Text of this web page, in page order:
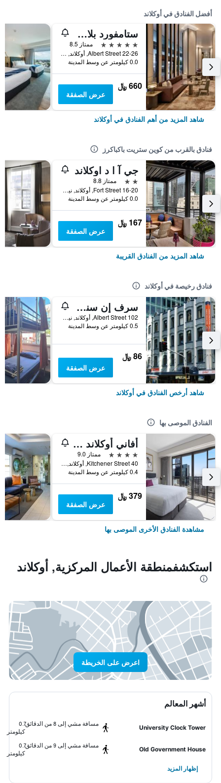
أفضل الفنادق في أوكلاند
ستامفورد بلازا أوكلاند
5 نجوم
ممتاز 8.5
22-26 Albert Street, أوكلاند, نيوزيلندا
0.0 كيلومتر عن وسط المدينة
660 ﷼
عرض الصفقة
شاهد المزيد من أهم الفنادق في أوكلاند
فنادق بالقرب من كوين ستريت باكباكرز
جي آ ا د اوكلاند
2 نجمتين
ممتاز 8.8
16-20 Fort Street, أوكلاند, نيوزيلندا
0.0 كيلومتر عن وسط المدينة
167 ﷼
عرض الصفقة
شاهد المزيد من الفنادق القريبة
فنادق رخيصة في أوكلاند
سرف إن سنو باكباكرز - هوستل
102 Albert Street, أوكلاند, نيوزيلندا
0.5 كيلومتر عن وسط المدينة
86 ﷼
عرض الصفقة
شاهد أرخص الفنادق في أوكلاند
الفنادق الموصى بها
أفاني أوكلاند متروبوليس ريزيدنسيز
4 نجوم
ممتاز 9.0
40 Kitchener Street, أوكلاند, نيوزيلندا
0.4 كيلومتر عن وسط المدينة
379 ﷼
عرض الصفقة
مشاهدة الفنادق الأخرى الموصى بها
استكشفمنطقة الأعمال المركزية, أوكلاند
اعرض على الخريطة
أشهر المعالم
University Clock Tower
مسافة مشي إلى 8 من الدقائق
0.7
كيلومتر
Old Government House
مسافة مشي إلى 9 من الدقائق
0.7
كيلومتر
إظهار المزيد